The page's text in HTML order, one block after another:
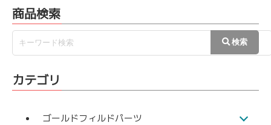
商品検索
カテゴリ
ゴールドフィルドパーツ